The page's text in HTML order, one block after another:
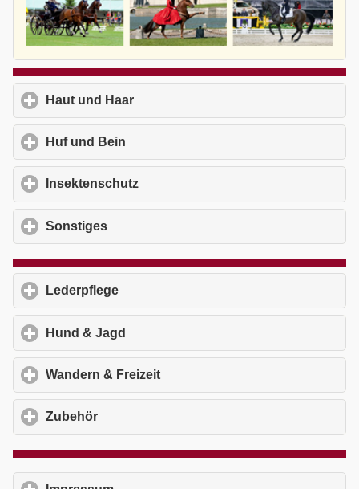
Haut und Haar
Huf und Bein
Insektenschutz
Sonstiges
Lederpflege
Hund & Jagd
Wandern & Freizeit
Zubehör